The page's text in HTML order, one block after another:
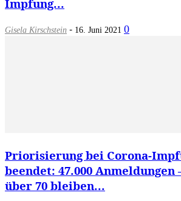
Impfung...
Gisela Kirschstein - 16. Juni 2021 0
Priorisierung bei Corona-
beendet: 47.000 Anmeldungen
über 70 bleiben...